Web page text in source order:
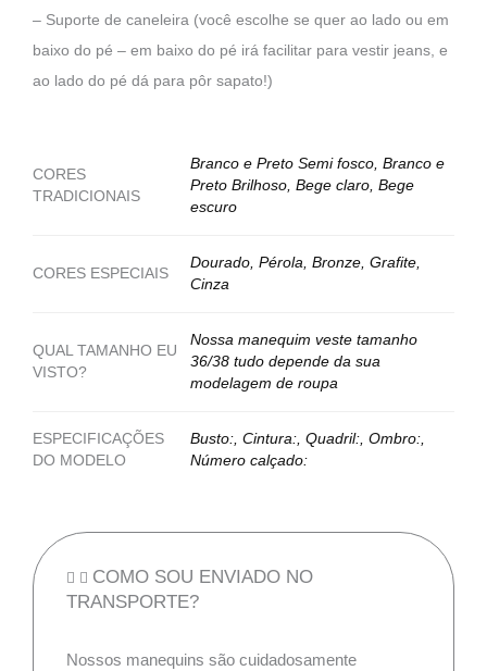
– Suporte de caneleira (você escolhe se quer ao lado ou em
baixo do pé – em baixo do pé irá facilitar para vestir jeans, e
ao lado do pé dá para pôr sapato!)
CORES
TRADICIONAIS
Branco e Preto Semi fosco, Branco e
Preto Brilhoso, Bege claro, Bege
escuro
CORES ESPECIAIS
Dourado, Pérola, Bronze, Grafite,
Cinza
QUAL TAMANHO EU
VISTO?
Nossa manequim veste tamanho
36/38 tudo depende da sua
modelagem de roupa
ESPECIFICAÇÕES
DO MODELO
Busto:, Cintura:, Quadril:, Ombro:,
Número calçado:
COMO SOU ENVIADO NO
TRANSPORTE?
Nossos manequins são cuidadosamente